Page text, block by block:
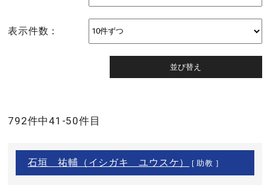
表示件数：
792件中41-50件目
石垣 祐輔（イシガキ ユウスケ） [ 助教 ]